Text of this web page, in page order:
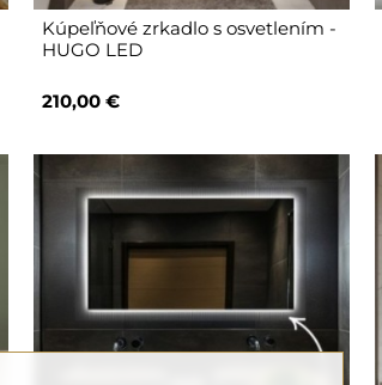
Kúpeľňové zrkadlo s osvetlením -
HUGO LED
210,00 €